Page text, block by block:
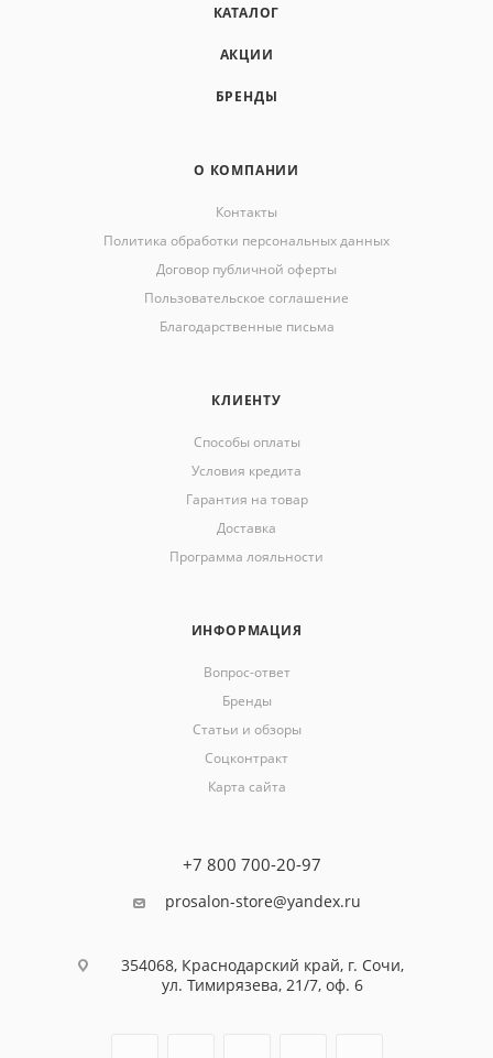
КАТАЛОГ
АКЦИИ
БРЕНДЫ
О КОМПАНИИ
Контакты
Политика обработки персональных данных
Договор публичной оферты
Пользовательское соглашение
Благодарственные письма
КЛИЕНТУ
Способы оплаты
Условия кредита
Гарантия на товар
Доставка
Программа лояльности
ИНФОРМАЦИЯ
Вопрос-ответ
Бренды
Статьи и обзоры
Соцконтракт
Карта сайта
+7 800 700-20-97
prosalon-store@yandex.ru
354068, Краснодарский край, г. Сочи,
ул. Тимирязева, 21/7, оф. 6